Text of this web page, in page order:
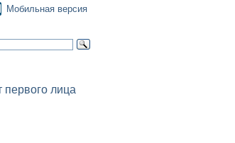
Мобильная версия
первого лица